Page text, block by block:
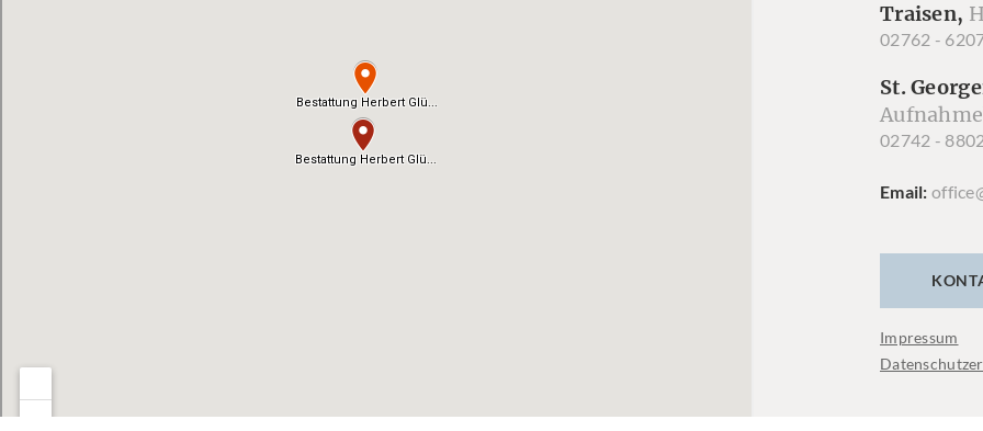
Traisen,
02762 -
St.
02742 -
Email
Impressum